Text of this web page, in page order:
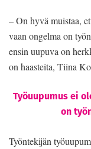
– On hyvä muistaa,
vaan ongelma on
ensin uupuva on
on haasteita, Tiina
Työuupumus ei
on
Työntekijän